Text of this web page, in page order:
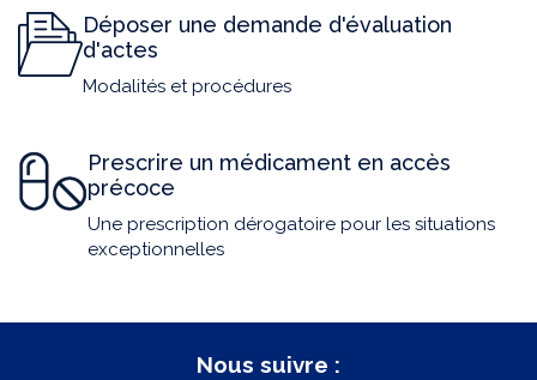
Déposer une demande d'évaluation
d'actes
Modalités et procédures
Prescrire un médicament en accès
précoce
Une prescription dérogatoire pour les situations
exceptionnelles
Nous suivre :